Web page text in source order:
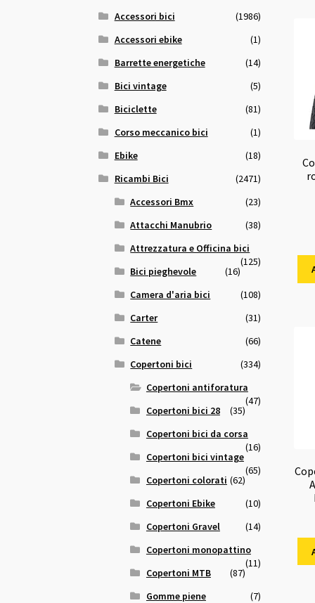
Accessori bici
(1986)
Accessori ebike
(1)
Barrette energetiche
(14)
Bici vintage
(5)
Biciclette
(81)
Corso meccanico bici
(1)
Ebike
(18)
Ricambi Bici
(2471)
Accessori Bmx
(23)
Attacchi Manubrio
(38)
Attrezzatura e Officina bici
(125)
Bici pieghevole
(16)
Camera d'aria bici
(108)
Carter
(31)
Catene
(66)
Copertoni bici
(334)
Copertoni antiforatura
(47)
Copertoni bici 28
(35)
Copertoni bici da corsa
(16)
Copertoni bici vintage
(65)
Copertoni colorati (62)
Copertoni Ebike
(10)
Copertoni Gravel
(14)
Copertoni monopattino
(11)
Copertoni MTB
(87)
Gomme piene
(7)